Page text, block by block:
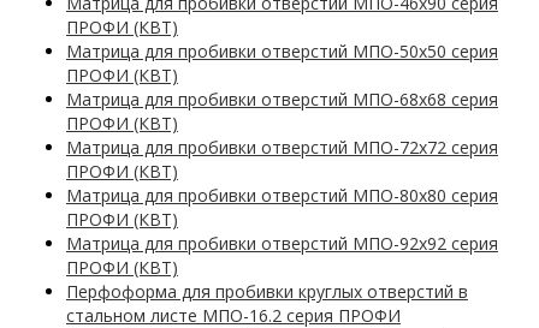
ПРОФИ (КВТ)
Матрица для пробивки отверстий МПО-50х50 серия
ПРОФИ (КВТ)
Матрица для пробивки отверстий МПО-68х68 серия
ПРОФИ (КВТ)
Матрица для пробивки отверстий МПО-72х72 серия
ПРОФИ (КВТ)
Матрица для пробивки отверстий МПО-80х80 серия
ПРОФИ (КВТ)
Матрица для пробивки отверстий МПО-92х92 серия
ПРОФИ (КВТ)
Перфоформа для пробивки круглых отверстий в
стальном листе МПО-16.2 серия ПРОФИ